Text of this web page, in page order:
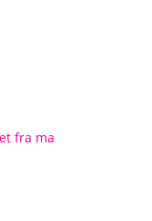
fra ma